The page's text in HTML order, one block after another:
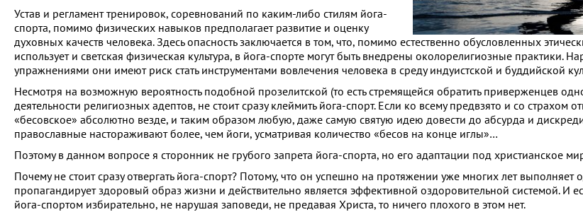
Устав и регламент тренировок, соревнований по каким-либо стилям йога-
спорта, помимо физических навыков предполагает развитие и оценку
духовных качеств человека. Здесь опасность заключается в том, что, помимо естественно обусловленных
использует и светская физическая культура, в йога-спорте могут быть внедрены околорелигиозные практики.
упражнениями они имеют риск стать инструментами вовлечения человека в среду индуистской и буддийской
Несмотря на возможную вероятность подобной прозелитской (то есть стремящейся обратить приверженцев
деятельности религиозных адептов, не стоит сразу клеймить йога-спорт. Если ко всему предвзято и со страхом
«бесовское» абсолютно везде, и таким образом любую, даже самую святую идею довести до абсурда и
православные настораживают более, чем йоги, усматривая количество «бесов на конце иглы»…
Поэтому в данном вопросе я сторонник не грубого запрета йога-спорта, но его адаптации под христианское
Почему не стоит сразу отвергать йога-спорт? Потому, что он успешно на протяжении уже многих лет выполняет
пропагандирует здоровый образ жизни и действительно является эффективной оздоровительной системой. И
йога-спортом избирательно, не нарушая заповеди, не предавая Христа, то ничего плохого в этом нет.